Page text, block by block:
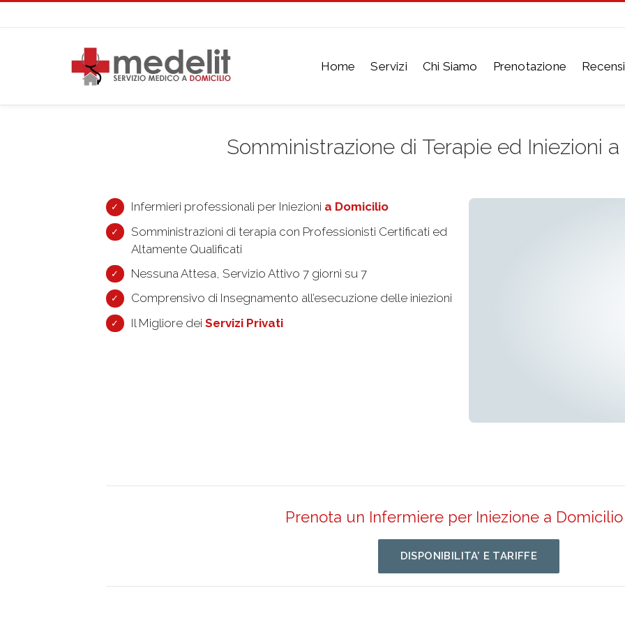
Home Servizi Chi Siamo Prenotazione
Somministrazione di Terapie ed Iniezioni
Infermieri professionali per Iniezioni a Domicilio
Somministrazioni di terapia con Professionisti Certificati ed
Altamente Qualificati
Nessuna Attesa, Servizio Attivo 7 giorni su 7
Comprensivo di Insegnamento all’esecuzione delle iniezioni
Il Migliore dei Servizi Privati
Prenota un Infermiere per Iniezione a Domicilio
DISPONIBILITA’ E TARIFFE